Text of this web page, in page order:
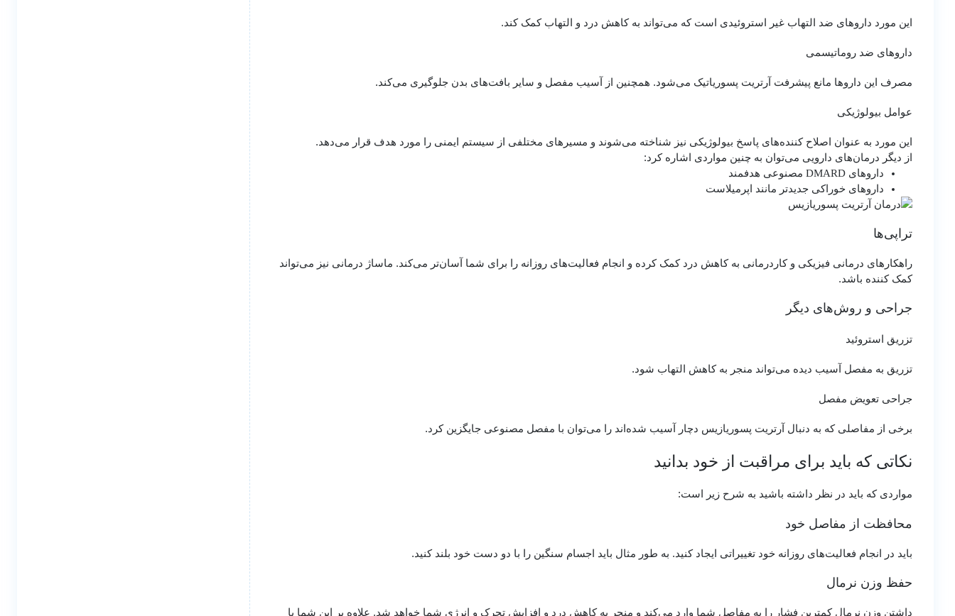
این مورد داروهای ضد التهاب غیر استروئیدی است که می‌تواند به کاهش درد و التهاب کمک کند.
داروهای ضد روماتیسمی
مصرف این داروها مانع پیشرفت آرتریت پسوریاتیک می‌شود. همچنین از آسیب مفصل و سایر بافت‌های بدن جلوگیری می‌کند.
عوامل بیولوژیکی
این مورد به عنوان اصلاح کننده‌های پاسخ بیولوژیکی نیز شناخته می‌شوند و مسیرهای مختلفی از سیستم ایمنی را مورد هدف قرار می‌دهد.
از دیگر درمان‌های دارویی می‌توان به چنین مواردی اشاره کرد:
داروهای DMARD مصنوعی هدفمند
داروهای خوراکی جدیدتر مانند اپرمیلاست
تراپی‌ها
راهکارهای درمانی فیزیکی و کاردرمانی به کاهش درد کمک کرده و انجام فعالیت‌های روزانه را برای شما آسان‌تر می‌کند. ماساژ درمانی نیز می‌تواند
کمک کننده باشد.
جراحی و روش‌های دیگر
تزریق استروئید
تزریق به مفصل آسیب دیده می‌تواند منجر به کاهش التهاب شود.
جراحی تعویض مفصل
برخی از مفاصلی که به دنبال آرتریت پسوریازیس دچار آسیب شده‌اند را می‌توان با مفصل مصنوعی جایگزین کرد.
نکاتی که باید برای مراقبت از خود بدانید
مواردی که باید در نظر داشته باشید به شرح زیر است:
محافظت از مفاصل خود
باید در انجام فعالیت‌های روزانه خود تغییراتی ایجاد کنید. به طور مثال باید اجسام سنگین را با دو دست خود بلند کنید.
حفظ وزن نرمال
داشتن وزن نرمال کمترین فشار را به مفاصل شما وارد می‌کند و منجر به کاهش درد و افزایش تحرک و انرژی شما خواهد شد. علاوه بر این شما با